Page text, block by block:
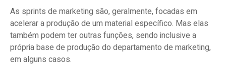
As sprints de marketing são, geralmente, focadas em
acelerar a produção de um material específico. Mas elas
também podem ter outras funções, sendo inclusive a
própria base de produção do departamento de marketing,
em alguns casos.